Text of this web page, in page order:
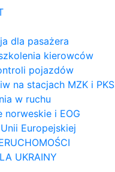
dla pasażera
kierowców
pojazdów
na stacjach MZK i PKS
w ruchu
norweskie i EOG
Europejskiej
UKRAINY